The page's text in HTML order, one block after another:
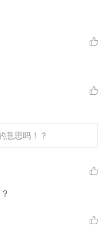
意思吗！？